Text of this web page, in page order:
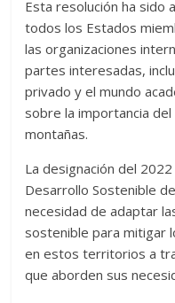
Esta resolución ha sido
todos los Estados
las organizaciones
partes interesadas,
privado y el mundo
sobre la importancia
montañas.
La designación del
Desarrollo Sostenible
necesidad de adaptar
sostenible para mitigar
en estos territorios a
que aborden sus